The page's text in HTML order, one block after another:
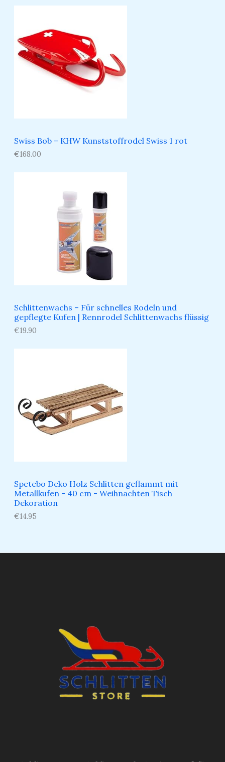
Swiss Bob – KHW Kunststoffrodel Swiss 1 rot
€168.00
Schlittenwachs – Für schnelles Rodeln und
gepflegte Kufen​ | Rennrodel Schlittenwachs flüssig
€19.90
Spetebo Deko Holz Schlitten geflammt mit
Metallkufen - 40 cm - Weihnachten Tisch
Dekoration
€14.95